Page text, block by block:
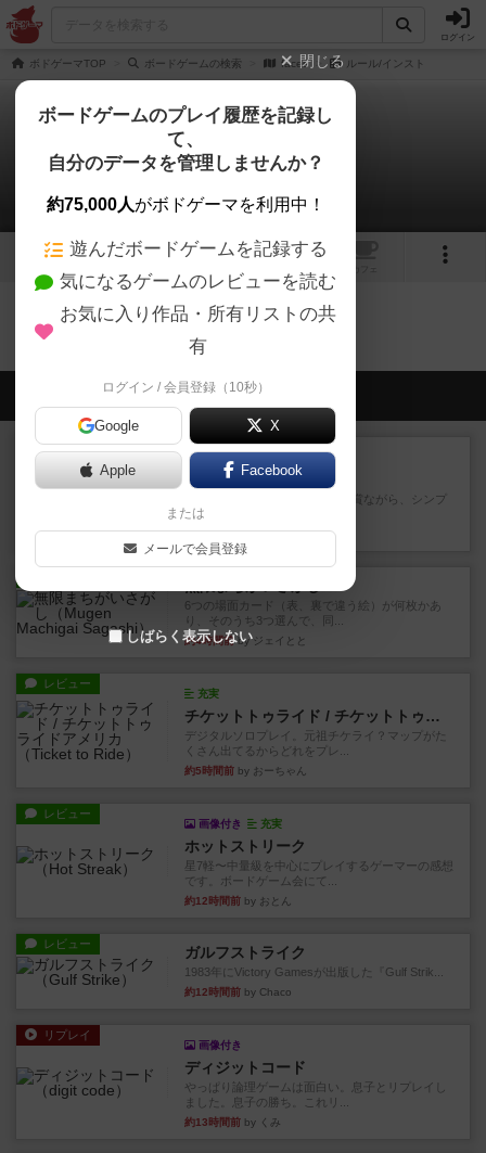
ログイン
ボドゲーマTOP ボードゲームの検索 faces ルール/インスト
faces
0件のルール/インスト
1
facesのトップに戻る
会員の新しい投稿
レビュー
花火
ずっと前のドイツ年間ゲーム大賞ながら、シンプ
ルで簡単な小ゲームで今でも...
約1時間前by tamio
6つの場面カード（表、裏で違う絵）が何枚かあ
り、そのうち3つ選んで、同...
約4時間前by ジェイとと
レビュー
充実
チケットトゥライド / チケットトゥライドアメリカ
デジタルソロプレイ。元祖チケライ？マップがた
くさん出てるからどれをプレ...
約5時間前 by おーちゃん
レビュー
画像付き 充実
ホットストリーク
星7軽〜中量級を中心にプレイするゲーマーの感想
です。ボードゲーム会にて...
約12時間前 by おとん
レビュー ガルフストライク
1983年にVictory Gamesが出版した『Gulf Strik...
約12時間前 by Chaco
リプレイ
画像付き
ディジットコード
やっぱり論理ゲームは面白い。息子とリプレイし
ました。息子の勝ち。これリ...
約13時間前 by くみ
閉じる
ボードゲームのプレイ履歴を記録し
て、
自分のデータを管理しませんか？
約75,000人がボドゲーマを利用中！
遊んだボードゲームを記録する
気になるゲームのレビューを読む
お気に入り作品・所有リストの共
有
ログイン / 会員登録（10秒）
Google X
Apple Facebook
または
メールで会員登録
しばらく表示しない